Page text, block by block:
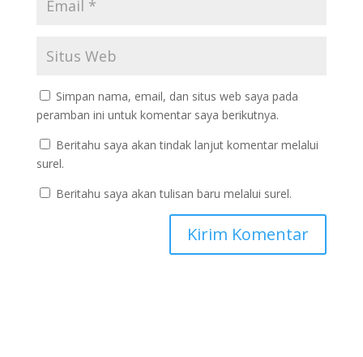
Simpan nama, email, dan situs web saya pada
peramban ini untuk komentar saya berikutnya.
Beritahu saya akan tindak lanjut komentar melalui
surel.
Beritahu saya akan tulisan baru melalui surel.